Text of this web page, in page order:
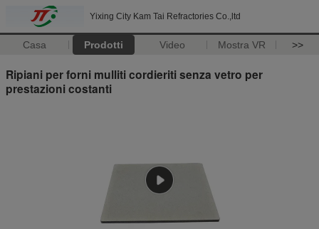
Yixing City Kam Tai Refractories Co.,ltd
Casa Prodotti Video Mostra VR >>
Ripiani per forni mulliti cordieriti senza vetro per
prestazioni costanti